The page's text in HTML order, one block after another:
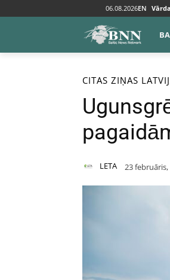
06.08.2026EN
Sākums Citas ziņas
CITAS ZIŅAS
LETA 23 februāris,